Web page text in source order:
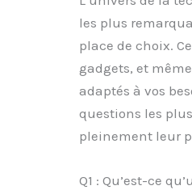
les plus
place de choix.
gadgets, et
adaptés à vos
questions les
pleinement leur
Q1 : Qu’est-ce